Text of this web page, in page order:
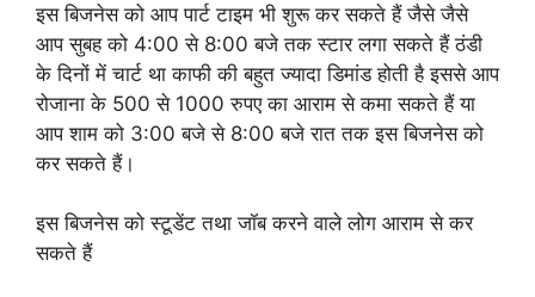
इस बिजनेस को आप पार्ट टाइम भी शुरू कर सकते हैं जैसे जैसे
आप सुबह को 4:00 से 8:00 बजे तक स्टार लगा सकते हैं ठंडी
के दिनों में चार्ट था काफी की बहुत ज्यादा डिमांड होती है इससे आप
रोजाना के 500 से 1000 रुपए का आराम से कमा सकते हैं या
आप शाम को 3:00 बजे से 8:00 बजे रात तक इस बिजनेस को
कर सकते हैं।
इस बिजनेस को स्टूडेंट तथा जॉब करने वाले लोग आराम से कर
सकते हैं